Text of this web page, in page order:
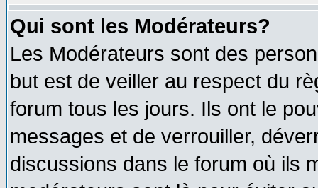
Qui sont les Modérateurs?
Les Modérateurs sont des
but est de veiller au respect du
forum tous les jours. Ils ont le
messages et de verrouiller,
discussions dans le forum où ils